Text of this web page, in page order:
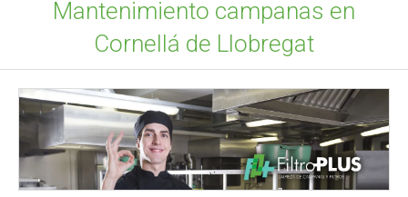
Mantenimiento campanas en
Cornellá de Llobregat